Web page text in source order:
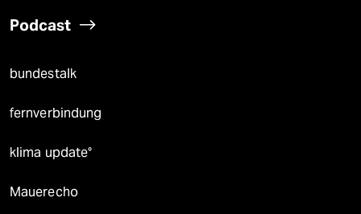
Podcast
bundestalk
fernverbindung
klima update°
Mauerecho